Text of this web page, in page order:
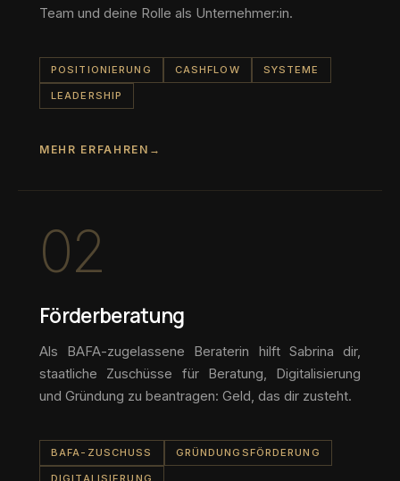
Team und deine Rolle als Unternehmer:in.
POSITIONIERUNG CASHFLOW SYSTEME
LEADERSHIP
MEHR ERFAHREN →
02
Förderberatung
Als BAFA-zugelassene Beraterin hilft Sabrina dir,
staatliche Zuschüsse für Beratung, Digitalisierung
und Gründung zu beantragen: Geld, das dir zusteht.
BAFA-ZUSCHUSS GRÜNDUNGSFÖRDERUNG
DIGITALISIERUNG